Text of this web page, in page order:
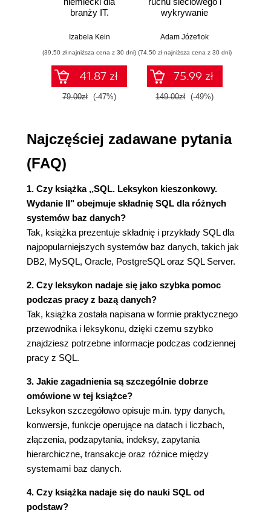
Funkcje operujące datami i czasem - PostgreSQL
(56)
Funkcja GREATEST (64)
Funkcje grupowania i sumowania (65)
Zapytania hierarchiczne (76)
Indeksy - tworzenie (81)
Indeksy - usuwanie (82)
Wprowadzanie danych (83)
Złączanie tabel (89)
Funkcja LEAST (101)
Scalanie danych (106)
Wartości NULL (108)
Konwersja wartości liczbowych - DB2 (113)
Konwersja wartości liczbowych - MySQL (115)
Konwersja wartości liczbowych - PostgreSQL (118)
branży IT.
przykłady i
Izabela Kein
(39,50 zł najniższa cena z 30 dni)
41.87 zł
79.00zł (-47%)
wykrywanie
Adam Józefiok
(74,50 zł najniższa cena z 30 dni)
75.99 zł
149.00zł (-49%)
Najczęściej zadawane pytania
(FAQ)
1. Czy książka ,,SQL. Leksykon kieszonkowy.
Wydanie II" obejmuje składnię SQL dla różnych
systemów baz danych?
Tak, książka prezentuje składnię i przykłady SQL dla
najpopularniejszych systemów baz danych, takich jak
DB2, MySQL, Oracle, PostgreSQL oraz SQL Server.
2. Czy leksykon nadaje się jako szybka pomoc
podczas pracy z bazą danych?
Tak, książka została napisana w formie praktycznego
przewodnika i leksykonu, dzięki czemu szybko
znajdziesz potrzebne informacje podczas codziennej
pracy z SQL.
3. Jakie zagadnienia są szczególnie dobrze
omówione w tej książce?
Leksykon szczegółowo opisuje m.in. typy danych,
konwersje, funkcje operujące na datach i liczbach,
złączenia, podzapytania, indeksy, zapytania
hierarchiczne, transakcje oraz różnice między
systemami baz danych.
4. Czy książka nadaje się do nauki SQL od
podstaw?